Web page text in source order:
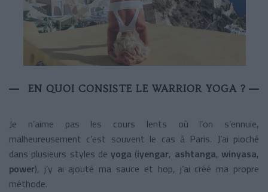
EN QUOI CONSISTE LE WARRIOR YOGA ?
Je n’aime pas les cours lents où l’on s’ennuie,
malheureusement c’est souvent le cas à Paris. J’ai pioché
dans plusieurs styles deyoga (iyengar, ashtanga,winyasa,
power), j’y ai ajouté ma sauce et hop, j’ai créé ma propre
méthode.